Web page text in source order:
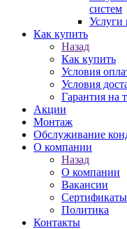
систем
Услуги
Как купить
Назад
Как купить
Условия
Условия
Гарантия на
Акции
Монтаж
Обслуживание
О компании
Назад
О компании
Вакансии
Сертификаты
Политика
Контакты